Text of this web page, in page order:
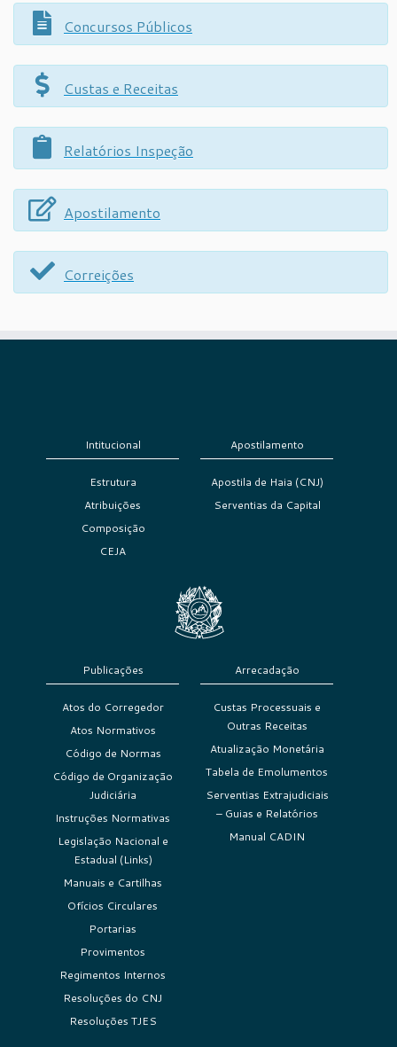
Concursos Públicos
Custas e Receitas
Relatórios Inspeção
Apostilamento
Correições
Intitucional
Estrutura
Atribuições
Composição
CEJA
Apostilamento
Apostila de Haia (CNJ)
Serventias da Capital
Publicações
Atos do Corregedor
Atos Normativos
Código de Normas
Código de Organização
Judiciária
Instruções Normativas
Legislação Nacional e
Estadual (Links)
Manuais e Cartilhas
Ofícios Circulares
Portarias
Provimentos
Regimentos Internos
Resoluções do CNJ
Resoluções TJES
Arrecadação
Custas Processuais e
Outras Receitas
Atualização Monetária
Tabela de Emolumentos
Serventias Extrajudiciais
– Guias e Relatórios
Manual CADIN